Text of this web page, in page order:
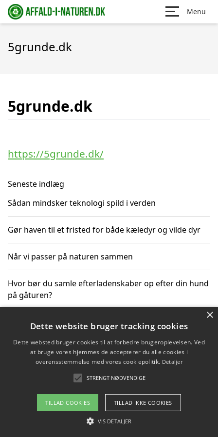
Menu
5grunde.dk
5grunde.dk
https://5grunde.dk/
Seneste indlæg
Sådan mindsker teknologi spild i verden
Gør haven til et fristed for både kæledyr og vilde dyr
Når vi passer på naturen sammen
Hvor bør du samle efterladenskaber op efter din hund
på gåturen?
Sådan rydder du effektivt op efter et stort event
Copyright 2026 - Pilanto Aps
Om / kontakt
Blog Betingelser
×
Dette website bruger tracking cookies
Dette websted bruger cookies til at forbedre brugeroplevelsen. Ved
at bruge vores hjemmeside accepterer du alle cookies i
overensstemmelse med vores cookiepolitik. Detaljer
STRENGT NØDVENDIGE
TILLAD COOKIES TILLAD IKKE COOKIES
VIS DETALJER